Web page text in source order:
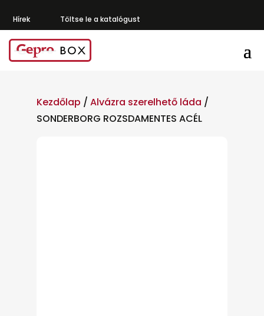
Hírek Töltse le a katalógust
Kezdőlap /Alvázra szerelhető láda /
SONDERBORG ROZSDAMENTES ACÉL